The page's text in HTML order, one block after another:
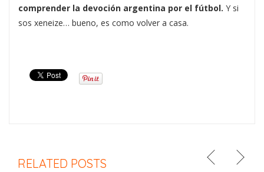
comprender la devoción argentina por el fútbol. Y si
sos xeneize… bueno, es como volver a casa.
RELATED POSTS